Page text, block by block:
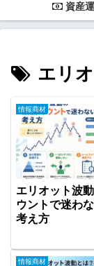
資産
エリ
情報商材
エリオット波
ウントで迷わ
考え方
情報商材